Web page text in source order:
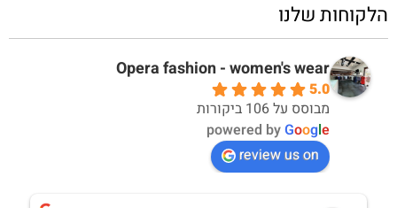
הלקוחות שלנו
Opera fashion - women's wear
5.0
מבוסס על 106 ביקורות
powered byGoogle
review us on